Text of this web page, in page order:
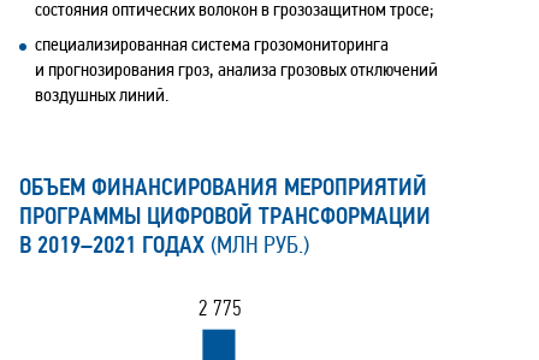
состояния оптических волокон в грозозащитном тросе;
специализированная система грозомониторинга
и прогнозирования гроз, анализа грозовых отключений
воздушных линий.
ОБЪЕМ ФИНАНСИРОВАНИЯ МЕРОПРИЯТИЙ
ПРОГРАММЫ ЦИФРОВОЙ ТРАНСФОРМАЦИИ
В 2019–2021 ГОДАХ (МЛН РУБ.)
2 775